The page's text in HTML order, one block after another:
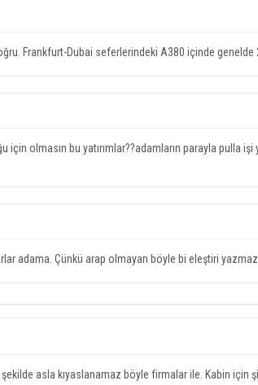
Frankfurt-Dubai seferlerindeki A380 içinde
için olmasın bu yatırımlar??adamların parayla pulla
adama. Çünkü arap olmayan böyle bi eleştiri yazmaz...
asla kıyaslanamaz böyle firmalar ile. Kabin için